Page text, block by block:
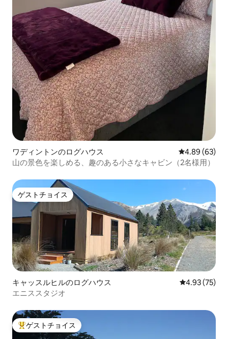
ワディントンのログハウス レビュー63
4.89 (63)
山の景色を楽しめる、趣のある小さなキャビン（2名様用）
ゲストチョイス
ゲストチョイス
キャッスルヒルのログハウス レビュー75
4.93 (75)
エニススタジオ
大好評のゲストチョイスです。
ゲストチョイス